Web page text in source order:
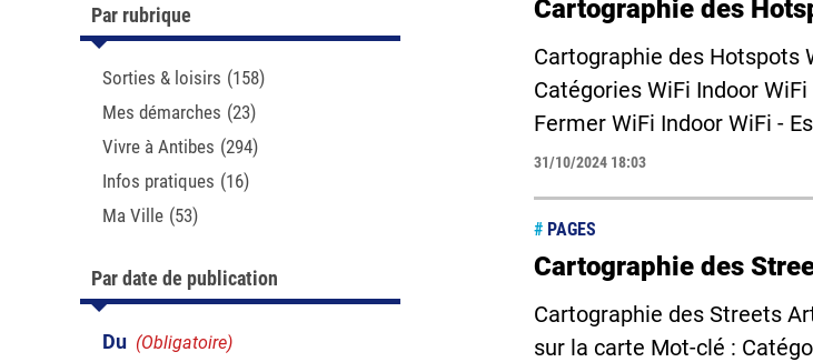
Cartographie des
Cartographie des Hotspots
Catégories WiFi Indoor
Fermer WiFi Indoor WiFi -
31/10/2024 18:03
# PAGES
Cartographie des
Cartographie des Streets
sur la carte Mot-clé :
Par rubrique
Sorties & loisirs (158)
Mes démarches (23)
Vivre à Antibes (294)
Infos pratiques (16)
Ma Ville (53)
Par date de publication
Du (Obligatoire)